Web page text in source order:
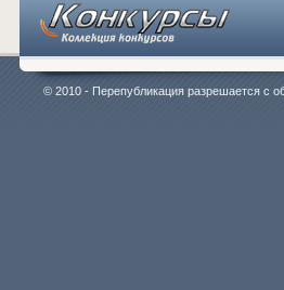
© 2010 - Перепубликация разрешается с